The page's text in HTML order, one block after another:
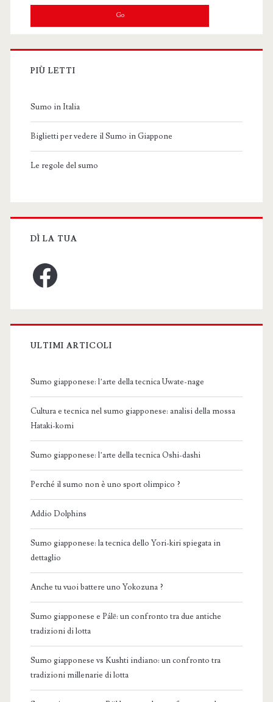
PIÙ LETTI
Sumo in Italia
Biglietti per vedere il Sumo in Giappone
Le regole del sumo
DÌ LA TUA
Facebook
ULTIMI ARTICOLI
Sumo giapponese: l’arte della tecnica Uwate-nage
Cultura e tecnica nel sumo giapponese: analisi della mossa
Hataki-komi
Sumo giapponese: l’arte della tecnica Oshi-dashi
Perché il sumo non è uno sport olimpico ?
Addio Dolphins
Sumo giapponese: la tecnica dello Yori-kiri spiegata in
dettaglio
Anche tu vuoi battere uno Yokozuna ?
Sumo giapponese e Pálē: un confronto tra due antiche
tradizioni di lotta
Sumo giapponese vs Kushti indiano: un confronto tra
tradizioni millenarie di lotta